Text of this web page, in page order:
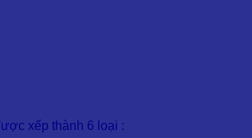
xếp thành 6 loại :